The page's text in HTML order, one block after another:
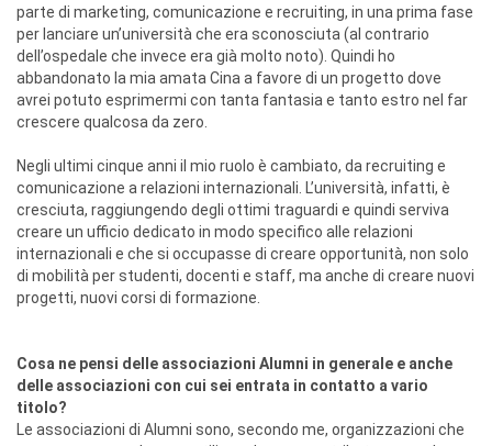
parte di marketing, comunicazione e recruiting, in una prima fase
per lanciare un’università che era sconosciuta (al contrario
dell’ospedale che invece era già molto noto). Quindi ho
abbandonato la mia amata Cina a favore di un progetto dove
avrei potuto esprimermi con tanta fantasia e tanto estro nel far
crescere qualcosa da zero.
Negli ultimi cinque anni il mio ruolo è cambiato, da recruiting e
comunicazione a relazioni internazionali. L’università, infatti, è
cresciuta, raggiungendo degli ottimi traguardi e quindi serviva
creare un ufficio dedicato in modo specifico alle relazioni
internazionali e che si occupasse di creare opportunità, non solo
di mobilità per studenti, docenti e staff, ma anche di creare nuovi
progetti, nuovi corsi di formazione.
Cosa ne pensi delle associazioni Alumni in generale e anche
delle associazioni con cui sei entrata in contatto a vario
titolo?
Le associazioni di Alumni sono, secondo me, organizzazioni che